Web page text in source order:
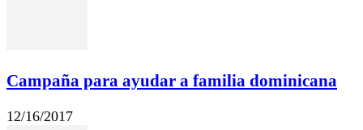
Campaña para ayudar a familia dominicana
12/16/2017